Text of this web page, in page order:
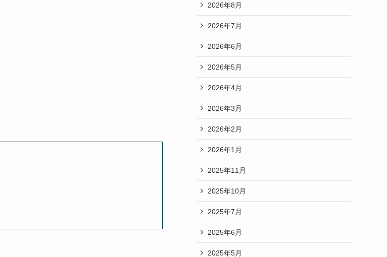
2026年8月
2026年7月
2026年6月
2026年5月
2026年4月
2026年3月
2026年2月
2026年1月
2025年11月
2025年10月
2025年7月
2025年6月
2025年5月